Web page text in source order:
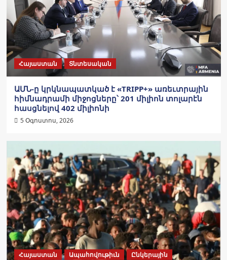
Հայաստան Տնտեսական
ԱՄՆ-ը կրկնապատկած է «TRIPP+» առեւտրային
հիմնադրամի միջոցները՝ 201 միլիոն տոլարէն
հասցնելով 402 միլիոնի
5 Օգոստոս, 2026
Հայաստան Ապահովութիւն Ընկերային